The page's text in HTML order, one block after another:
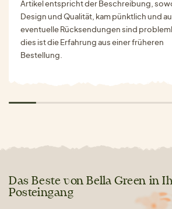
Artikel entspricht der Beschreibung,
Design und Qualität, kam pünktlich und
eventuelle Rücksendungen sind
dies ist die Erfahrung aus einer früheren
Bestellung.
Das Beste von Bella Green in
Posteingang